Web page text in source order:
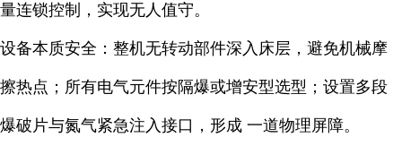
量连锁控制，实现无人值守。
设备本质安全：整机无转动部件深入床层，避免机械摩
擦热点；所有电气元件按隔爆或增安型选型；设置多段
爆破片与氮气紧急注入接口，形成 一道物理屏障。